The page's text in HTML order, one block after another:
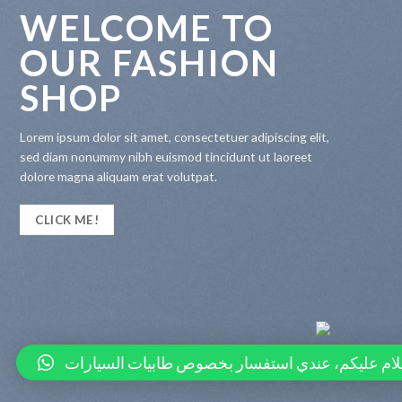
WELCOME TO
OUR FASHION
SHOP
Lorem ipsum dolor sit amet, consectetuer adipiscing elit,
sed diam nonummy nibh euismod tincidunt ut laoreet
dolore magna aliquam erat volutpat.
CLICK ME!
COPYRIGHT 2026 ©SCREENDAY
عليكم، عندي استفسار بخصوص طابيات السيارات